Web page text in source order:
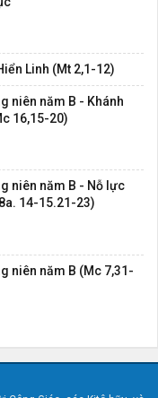
Linh (Mt 2,1-12)
niên năm B - Khánh
16,15-20)
niên năm B - Nỗ lực
14-15.21-23)
niên năm B (Mc 7,31-